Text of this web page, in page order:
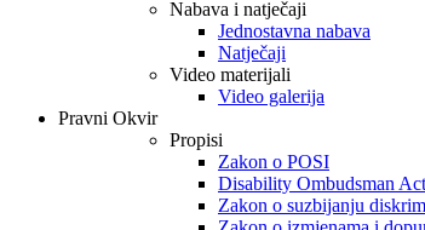
Nabava i natječaji
Jednostavna nabava
Natječaji
Video materijali
Video galerija
Pravni Okvir
Propisi
Zakon o POSI
Disability Ombudsman Act
Zakon o suzbijanju